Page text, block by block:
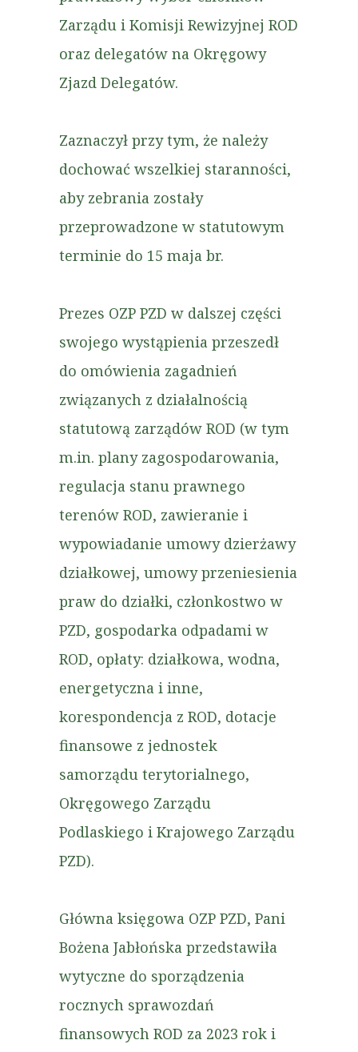
Zarządu i Komisji Rewizyjnej ROD
oraz delegatów na Okręgowy
Zjazd Delegatów.
Zaznaczył przy tym, że należy
dochować wszelkiej staranności,
aby zebrania zostały
przeprowadzone w statutowym
terminie do 15 maja br.
Prezes OZP PZD w dalszej części
swojego wystąpienia przeszedł
do omówienia zagadnień
związanych z działalnością
statutową zarządów ROD (w tym
m.in. plany zagospodarowania,
regulacja stanu prawnego
terenów ROD, zawieranie i
wypowiadanie umowy dzierżawy
działkowej, umowy przeniesienia
praw do działki, członkostwo w
PZD, gospodarka odpadami w
ROD, opłaty: działkowa, wodna,
energetyczna i inne,
korespondencja z ROD, dotacje
finansowe z jednostek
samorządu terytorialnego,
Okręgowego Zarządu
Podlaskiego i Krajowego Zarządu
PZD).
Główna księgowa OZP PZD, Pani
Bożena Jabłońska przedstawiła
wytyczne do sporządzenia
rocznych sprawozdań
finansowych ROD za 2023 rok i